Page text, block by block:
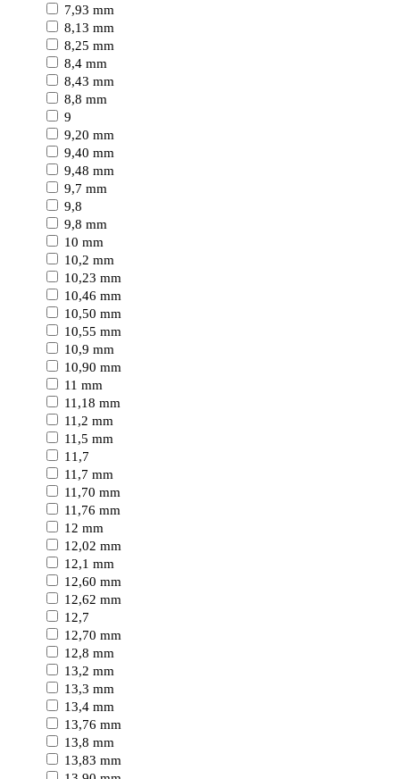
7,93 mm
8,13 mm
8,25 mm
8,4 mm
8,43 mm
8,8 mm
9
9,20 mm
9,40 mm
9,48 mm
9,7 mm
9,8
9,8 mm
10 mm
10,2 mm
10,23 mm
10,46 mm
10,50 mm
10,55 mm
10,9 mm
10,90 mm
11 mm
11,18 mm
11,2 mm
11,5 mm
11,7
11,7 mm
11,70 mm
11,76 mm
12 mm
12,02 mm
12,1 mm
12,60 mm
12,62 mm
12,7
12,70 mm
12,8 mm
13,2 mm
13,3 mm
13,4 mm
13,76 mm
13,8 mm
13,83 mm